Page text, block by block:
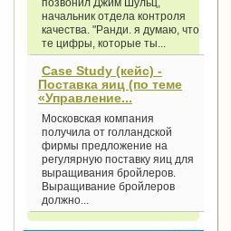
позвонил Джим Шульц,
начальник отдела контроля
качества. "Ранди. я думаю, что
те цифры, которые ты...
Case Study (кейс) -
Поставка яиц (по теме
«Управление...
Московская компания
получила от голландской
фирмы предложение на
регулярную поставку яиц для
выращивания бройлеров.
Выращивание бройлеров
должно...